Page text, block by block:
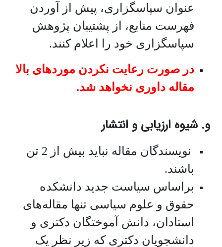
عنوان سپاسگزاری، پیش از آوردن
فهرست منابع، از پشتیبان پژوهش
سپاسگزاری خود را اعلام کنند.
در صورت رعایت نکردن موردهای بالا
مقاله داوری نخواهد شد.
و‌. شیوه ارزیابی و انتشار
نویسندگان مقاله نباید بیش از 2 تن
باشند.
براساس سیاست جدید دانشکده
حقوق و علوم سیاسی تنها مقاله‌های
استادان، دانش آموختگان دکتری و
دانشجویان دکتری که زیر نظر یک